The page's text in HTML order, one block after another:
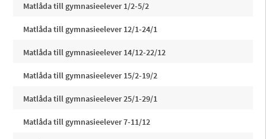
Matlåda till gymnasieelever 1/2-5/2
Matlåda till gymnasieelever 12/1-24/1
Matlåda till gymnasieelever 14/12-22/12
Matlåda till gymnasieelever 15/2-19/2
Matlåda till gymnasieelever 25/1-29/1
Matlåda till gymnasieelever 7-11/12